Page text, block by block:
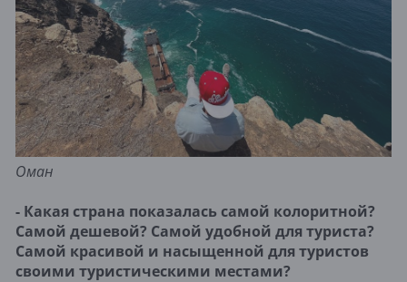
Оман
- Какая страна показалась самой колоритной?
Самой дешевой? Самой удобной для туриста?
Самой красивой и насыщенной для туристов
своими туристическими местами?